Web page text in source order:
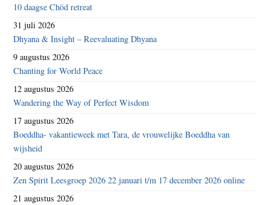
10 daagse Chöd retreat
31 juli 2026
Dhyana & Insight – Reevaluating Dhyana
9 augustus 2026
Chanting for World Peace
12 augustus 2026
Wandering the Way of Perfect Wisdom
17 augustus 2026
Boeddha- vakantieweek met Tara, de vrouwelijke Boeddha van
wijsheid
20 augustus 2026
Zen Spirit Leesgroep 2026 22 januari t/m 17 december 2026 online
21 augustus 2026